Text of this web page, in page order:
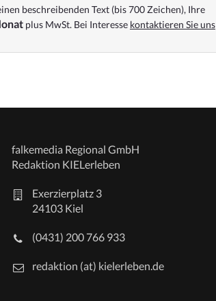
beschreibenden Text (bis 700 Zeichen), Ihre
plus MwSt. Bei Interesse kontaktieren Sie uns
falkemedia Regional GmbH
Redaktion KIELerleben
Exerzierplatz 3
24103 Kiel
(0431) 200 766 933
redaktion (at) kielerleben.de